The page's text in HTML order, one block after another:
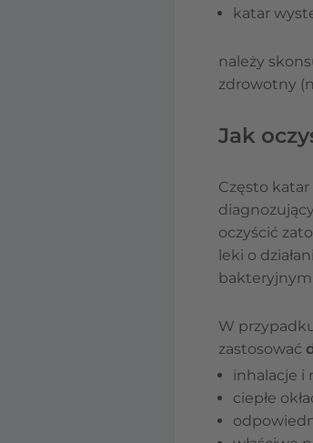
katar
należy
zdrowotny
Jak
Często
oczyścić
leki o
W
zastosować
inhalacje i
ciepłe